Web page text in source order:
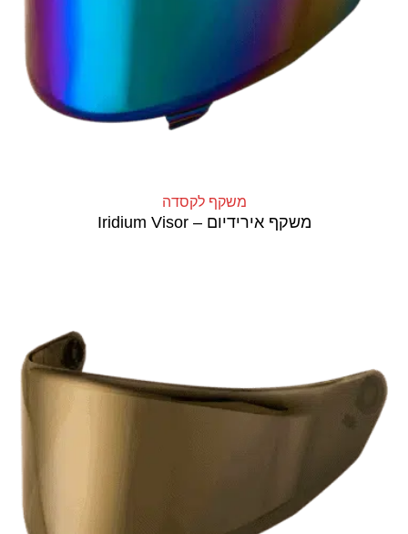
משקף לקסדה
משקף אירידיום – Iridium Visor